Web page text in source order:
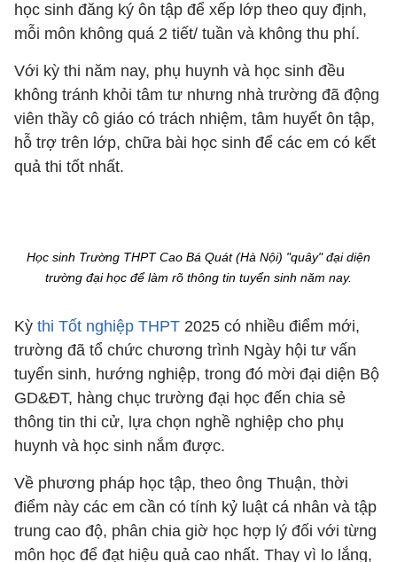
học sinh đăng ký ôn tập để xếp lớp theo quy định,
mỗi môn không quá 2 tiết/ tuần và không thu phí.
Với kỳ thi năm nay, phụ huynh và học sinh đều
không tránh khỏi tâm tư nhưng nhà trường đã động
viên thầy cô giáo có trách nhiệm, tâm huyết ôn tập,
hỗ trợ trên lớp, chữa bài học sinh để các em có kết
quả thi tốt nhất.
Học sinh Trường THPT Cao Bá Quát (Hà Nội) "quây" đại diện
trường đại học để làm rõ thông tin tuyển sinh năm nay.
Kỳ thi Tốt nghiệp THPT 2025 có nhiều điểm mới,
trường đã tổ chức chương trình Ngày hội tư vấn
tuyển sinh, hướng nghiệp, trong đó mời đại diện Bộ
GD&ĐT, hàng chục trường đại học đến chia sẻ
thông tin thi cử, lựa chọn nghề nghiệp cho phụ
huynh và học sinh nắm được.
Về phương pháp học tập, theo ông Thuận, thời
điểm này các em cần có tính kỷ luật cá nhân và tập
trung cao độ, phân chia giờ học hợp lý đối với từng
môn học để đạt hiệu quả cao nhất. Thay vì lo lắng,